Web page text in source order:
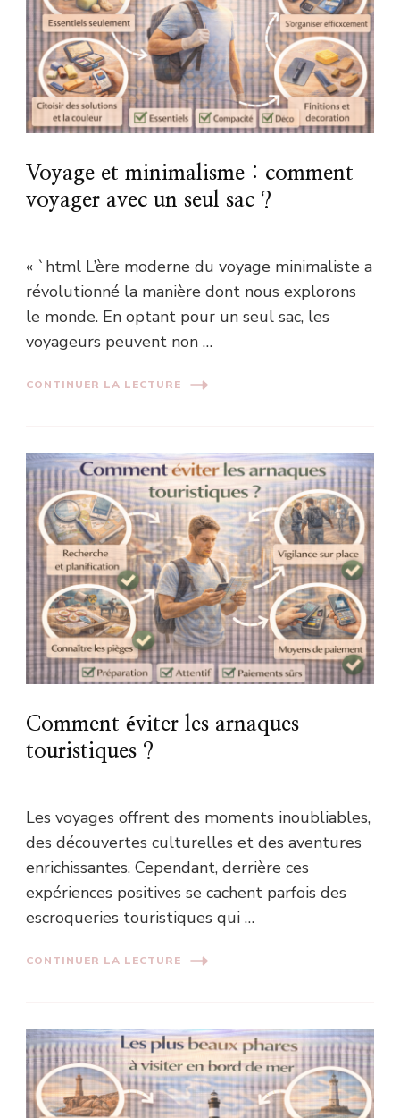
Voyage et minimalisme : comment
voyager avec un seul sac ?
« `html L’ère moderne du voyage minimaliste a
révolutionné la manière dont nous explorons
le monde. En optant pour un seul sac, les
voyageurs peuvent non …
CONTINUER LA LECTURE
Comment éviter les arnaques
touristiques ?
Les voyages offrent des moments inoubliables,
des découvertes culturelles et des aventures
enrichissantes. Cependant, derrière ces
expériences positives se cachent parfois des
escroqueries touristiques qui …
CONTINUER LA LECTURE